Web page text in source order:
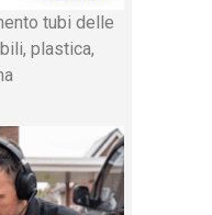
tubi delle
plastica,